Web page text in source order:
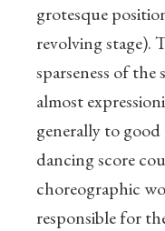
grotesque
revolving stage).
sparseness of the
almost
generally to
dancing score
choreographic
responsible for